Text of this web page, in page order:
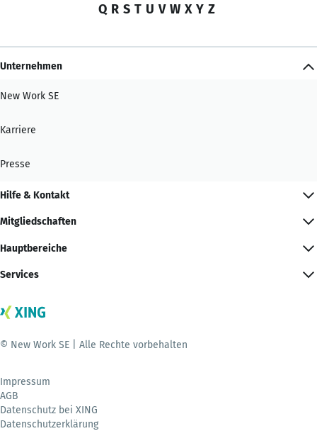
Q R S T U V W X Y Z
Unternehmen
New Work SE
Karriere
Presse
Hilfe & Kontakt
Mitgliedschaften
Hauptbereiche
Services
© New Work SE | Alle Rechte vorbehalten
Impressum
AGB
Datenschutz bei XING
Datenschutzerklärung